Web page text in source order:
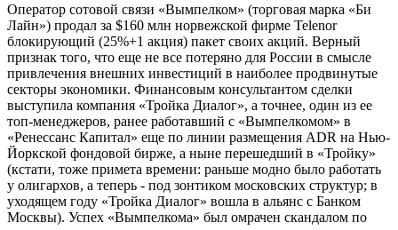
Оператор сотовой связи «Вымпелком» (торговая марка «Би
Лайн») продал за $160 млн норвежской фирме Telenor
блокирующий (25%+1 акция) пакет своих акций. Верный
признак того, что еще не все потеряно для России в смысле
привлечения внешних инвестиций в наиболее продвинутые
секторы экономики. Финансовым консультантом сделки
выступила компания «Тройка Диалог», а точнее, один из ее
топ-менеджеров, ранее работавший с «Вымпелкомом» в
«Ренессанс Капитал» еще по линии размещения ADR на Нью-
Йоркской фондовой бирже, а ныне перешедший в «Тройку»
(кстати, тоже примета времени: раньше модно было работать
у олигархов, а теперь - под зонтиком московских структур; в
уходящем году «Тройка Диалог» вошла в альянс с Банком
Москвы). Успех «Вымпелкома» был омрачен скандалом по